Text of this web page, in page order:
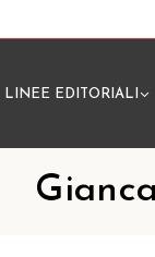
LINEE EDITORIALI